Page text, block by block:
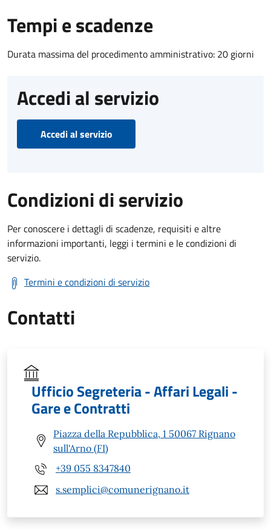
Tempi e scadenze
Durata massima del procedimento amministrativo: 20 giorni
Accedi al servizio
Accedi al servizio
Condizioni di servizio
Per conoscere i dettagli di scadenze, requisiti e altre
informazioni importanti, leggi i termini e le condizioni di
servizio.
Termini e condizioni di servizio
Contatti
Ufficio Segreteria - Affari Legali -
Gare e Contratti
Piazza della Repubblica, 1 50067 Rignano
sull'Arno (FI)
+39 055 8347840
s.semplici@comunerignano.it